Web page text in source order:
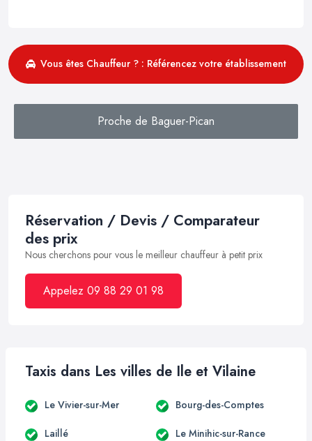
Vous êtes Chauffeur ? : Référencez votre établissement
Proche de Baguer-Pican
Réservation / Devis / Comparateur
des prix
Nous cherchons pour vous le meilleur chauffeur à petit prix
Appelez 09 88 29 01 98
Taxis dans Les villes de Ile et Vilaine
Le Vivier-sur-Mer Bourg-des-Comptes
Laillé Le Minihic-sur-Rance